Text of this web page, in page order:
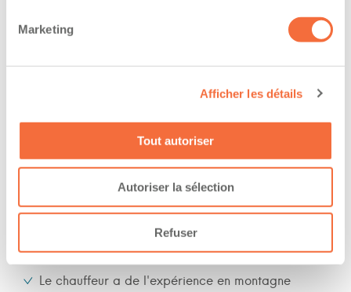
Marketing
Afficher les détails
Tout autoriser
Autoriser la sélection
Refuser
conduite d'un chariot élévateur (cariste)
Expérience
Nombre d'années d'expériences 2 ans
Le chauffeur a de l'expérience en forêt
Le chauffeur a de l'expérience en montagne